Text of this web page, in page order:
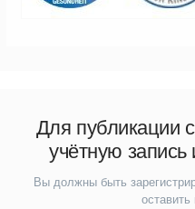
Для публикации
учётную запись
Вы должны быть